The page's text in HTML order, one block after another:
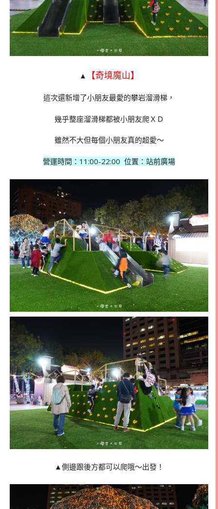
▲ 【奇境魔山】
這次還新增了小朋友最愛的攀岩溜滑梯，
幾乎整座溜滑梯都被小朋友爬ＸＤ
雖然不大但每個小朋友真的超愛～
營運時間： 11:00-22:00 位置：站前廣場
▲側邊跟後方都可以爬哦～出發！